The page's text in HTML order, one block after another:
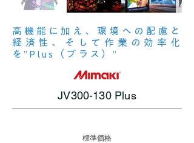
高機能に加え、環境への配慮と
経済性、そして作業の効率化
を”Plus（プラス）”
JV300-130 Plus
標準価格